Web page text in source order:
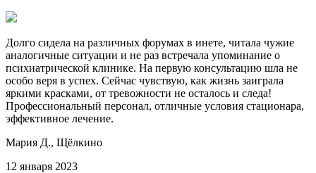
Долго сидела на различных форумах в инете, читала чужие
аналогичные ситуации и не раз встречала упоминание о
психиатрической клинике. На первую консультацию шла не
особо веря в успех. Сейчас чувствую, как жизнь заиграла
яркими красками, от тревожности не осталось и следа!
Профессиональный персонал, отличные условия стационара,
эффективное лечение.
Мария Д., Щёлкино
12 января 2023